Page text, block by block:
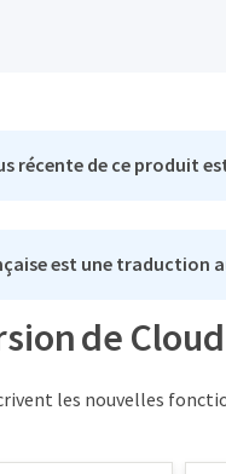
récente de ce produit
est une traduction
de
les nouvelles